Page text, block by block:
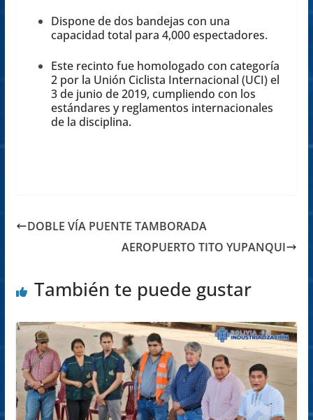
Dispone de dos bandejas con una
capacidad total para 4,000 espectadores.
Este recinto fue homologado con categoría
2 por la Unión Ciclista Internacional (UCI) el
3 de junio de 2019, cumpliendo con los
estándares y reglamentos internacionales
de la disciplina.
DOBLE VÍA PUENTE TAMBORADA
AEROPUERTO TITO YUPANQUI
También te puede gustar